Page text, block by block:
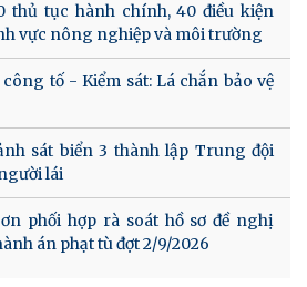
thủ tục hành chính, 40 điều kiện
vực nông nghiệp và môi trường
tố - Kiểm sát: Lá chắn bảo vệ
sát biển 3 thành lập Trung đội
lái
phối hợp rà soát hồ sơ đề nghị
án phạt tù đợt 2/9/2026